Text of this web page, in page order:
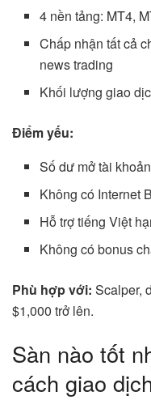
4 nền tảng: MT4,
Chấp nhận tất cả
news trading
Khối lượng giao
Điểm yếu:
Số dư mở tài
Không có Internet
Hỗ trợ tiếng Việt
Không có bonus
Phù hợp với: Scalper,
$1,000 trở lên.
Sàn nào tốt
cách giao